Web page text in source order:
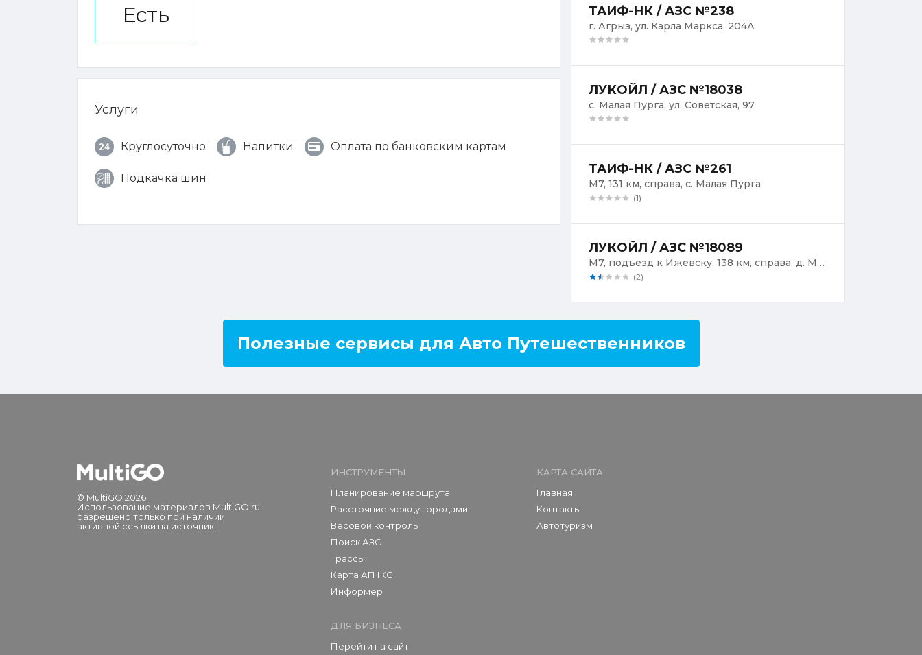
Есть
Услуги
Круглосуточно Напитки Оплата по банковским картам
Подкачка шин
ТАИФ-НК / АЗС №238
г. Агрыз, ул. Карла Маркса, 204А
ЛУКОЙЛ / АЗС №18038
с. Малая Пурга, ул. Советская, 97
ТАИФ-НК / АЗС №261
М7, 131 км, справа, с. Малая Пурга
(1)
ЛУКОЙЛ / АЗС №18089
М7, подъезд к Ижевску, 138 км, справа, д. Миндерево
(2)
Полезные сервисы для Авто Путешественников
© MultiGO 2026
Использование материалов MultiGO.ru
разрешено только при наличии
активной ссылки на источник.
ИНСТРУМЕНТЫ
Планирование маршрута
Расстояние между городами
Весовой контроль
Поиск АЗС
Трассы
Карта АГНКС
Информер
ДЛЯ БИЗНЕСА
Перейти на сайт
КАРТА САЙТА
Главная
Контакты
Автотуризм